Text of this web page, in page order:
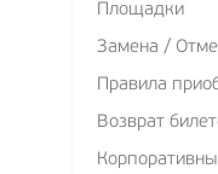
Площадки
Замена /
Правила
Возврат